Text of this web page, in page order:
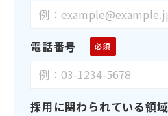
電話番号
採用に関わられている領域